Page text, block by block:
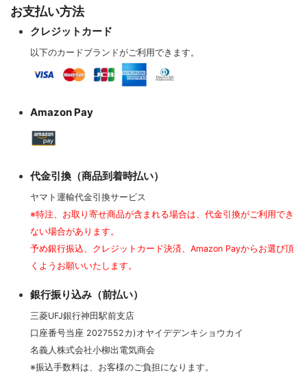
お支払い方法
クレジットカード
以下のカードブランドがご利用できます。
Amazon Pay
代金引換（商品到着時払い）
ヤマト運輸代金引換サービス
※特注、お取り寄せ商品が含まれる場合は、代金引換がご利用でき
ない場合があります。
予め銀行振込、クレジットカード決済、Amazon Payからお選び頂
くようお願いいたします。
銀行振り込み（前払い）
三菱UFJ銀行神田駅前支店
口座番号当座 2027552カ)オヤイデデンキショウカイ
名義人株式会社小柳出電気商会
※振込手数料は、お客様のご負担になります。